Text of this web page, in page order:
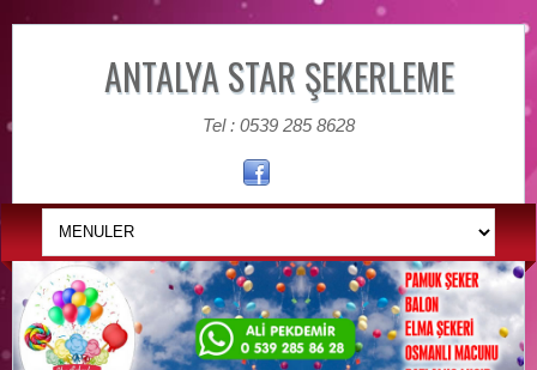
ANTALYA STAR ŞEKERLEME
Tel : 0539 285 8628